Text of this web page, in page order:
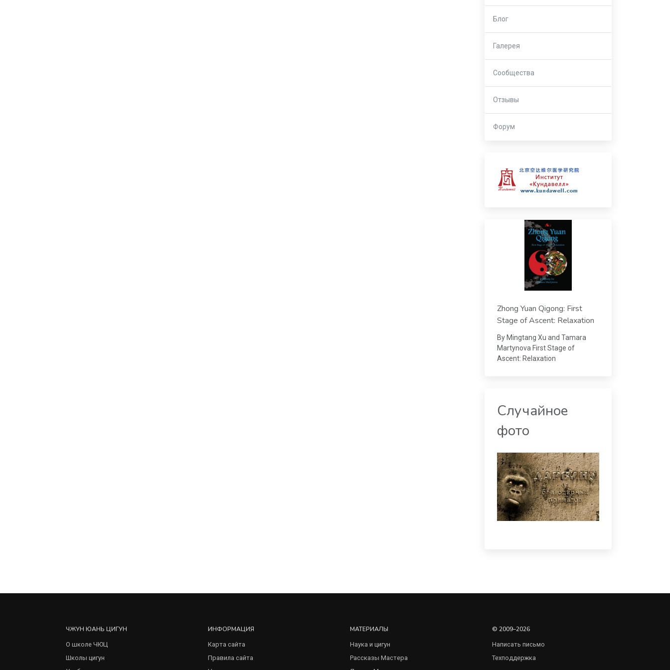
Блог
Галерея
Сообщества
Отзывы
Форум
Zhong Yuan Qigong: First
Stage of Ascent: Relaxation
By Mingtang Xu and Tamara
Martynova First Stage of
Ascent: Relaxation
Случайное
фото
ЧЖУН ЮАНЬ ЦИГУН
О школе ЧЮЦ
Школы цигун
ИНФОРМАЦИЯ
Карта сайта
Правила сайта
МАТЕРИАЛЫ
Наука и цигун
Рассказы Мастера
© 2009–2026
Написать письмо
Техподдержка